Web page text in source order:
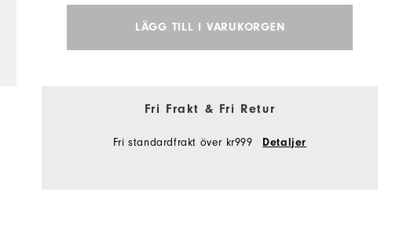
LÄGG TILL I VARUKORGEN
Fri Frakt & Fri Retur
Fri standardfrakt över kr999 Detaljer